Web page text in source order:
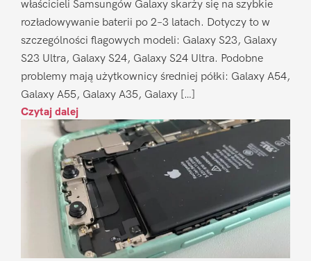
właścicieli Samsungów Galaxy skarży się na szybkie
rozładowywanie baterii po 2–3 latach. Dotyczy to w
szczególności flagowych modeli: Galaxy S23, Galaxy
S23 Ultra, Galaxy S24, Galaxy S24 Ultra. Podobne
problemy mają użytkownicy średniej półki: Galaxy A54,
Galaxy A55, Galaxy A35, Galaxy […]
Czytaj dalej